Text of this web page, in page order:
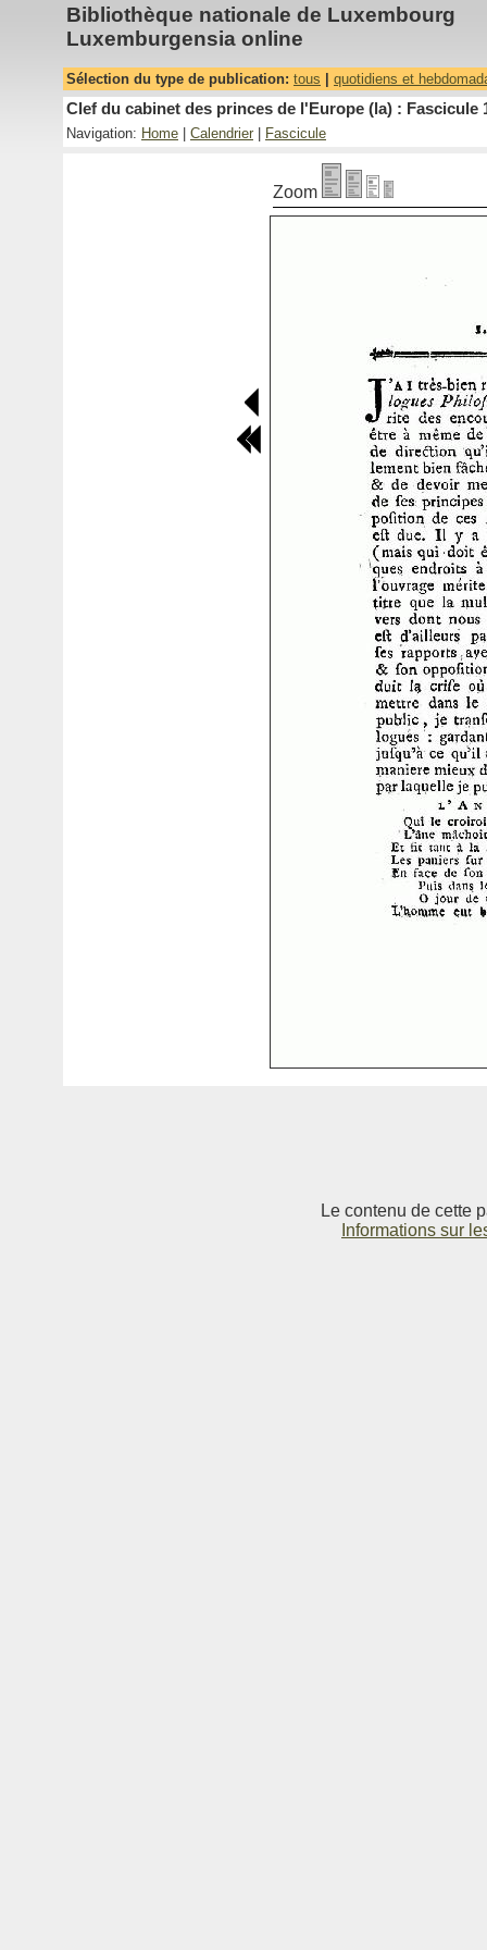
Bibliothèque nationale de Luxembourg
Luxemburgensia online
Sélection du type de publication: tous quotidiens et
Clef du cabinet des princes de l'Europe (la) : Fascicule
Navigation: Home Calendrier Fascicule
Zoom
Le contenu de cette
Informations sur